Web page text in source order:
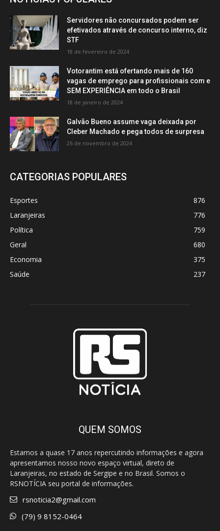
Servidores não concursados podem ser
efetivados através de concurso interno, diz
STF
18 de fevereiro de 2024
Votorantim está ofertando mais de 160
vagas de emprego para profissionais com e
SEM EXPERIÊNCIA em todo o Brasil
18 de janeiro de 2024
Galvão Bueno assume vaga deixada por
Cleber Machado e pega todos de surpresa
26 de novembro de 2024
CATEGORIAS POPULARES
Esportes
876
Laranjeiras
776
Política
759
Geral
680
Economia
375
Saúde
237
QUEM SOMOS
Estamos a quase 17 anos repercutindo informações e agora
apresentamos nosso novo espaço virtual, direto de
Laranjeiras, no estado de Sergipe e no Brasil. Somos o
RSNOTÍCIA seu portal de informações.
rsnoticia2@gmail.com
(79) 9 8152-0464